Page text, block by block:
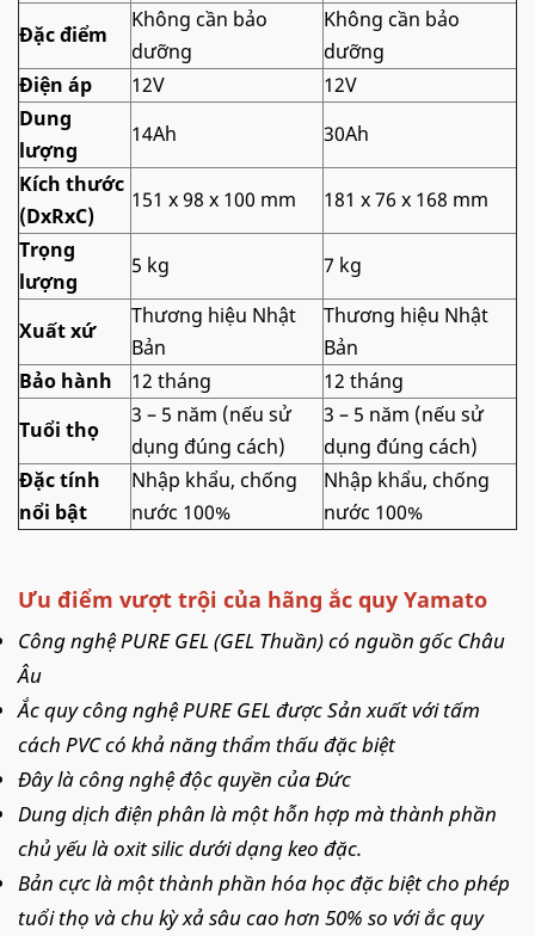
Đặc điểm
Không cần bảo
dưỡng
Không cần bảo
dưỡng
Điện áp
12V
12V
Dung
lượng
14Ah
30Ah
Kích thước
(DxRxC)
151 x 98 x 100 mm
181 x 76 x 168 mm
Trọng
lượng
5 kg 7 kg
Xuất xứ
Thương hiệu Nhật
Bản
Thương hiệu Nhật
Bản
Bảo hành
12 tháng
12 tháng
Tuổi thọ
3 – 5 năm (nếu sử
dụng đúng cách)
3 – 5 năm (nếu sử
dụng đúng cách)
Đặc tính
nổi bật
Nhập khẩu, chống
nước 100%
Nhập khẩu, chống
nước 100%
Ưu điểm vượt trội của hãng ắc quy Yamato
Công nghệ PURE GEL (GEL Thuần) có nguồn gốc Châu
Âu
Ắc quy công nghệ PURE GEL được Sản xuất với tấm
cách PVC có khả năng thẩm thấu đặc biệt
Đây là công nghệ độc quyền của Đức
Dung dịch điện phân là một hỗn hợp mà thành phần
chủ yếu là oxit silic dưới dạng keo đặc.
Bản cực là một thành phần hóa học đặc biệt cho phép
tuổi thọ và chu kỳ xả sâu cao hơn 50% so với ắc quy